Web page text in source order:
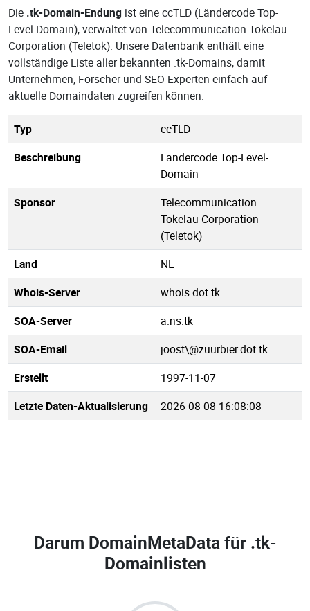
Die .tk-Domain-Endung ist eine ccTLD (Ländercode Top-
Level-Domain), verwaltet von Telecommunication Tokelau
Corporation (Teletok). Unsere Datenbank enthält eine
vollständige Liste aller bekannten .tk-Domains, damit
Unternehmen, Forscher und SEO-Experten einfach auf
aktuelle Domaindaten zugreifen können.
Typ
ccTLD
Beschreibung
Ländercode Top-Level-
Domain
Sponsor
Telecommunication
Tokelau Corporation
(Teletok)
Land
NL
Whois-Server
whois.dot.tk
SOA-Server
a.ns.tk
SOA-Email
joost\@zuurbier.dot.tk
Erstellt
1997-11-07
Letzte Daten-Aktualisierung
2026-08-08 16:08:08
Darum DomainMetaData für .tk-
Domainlisten